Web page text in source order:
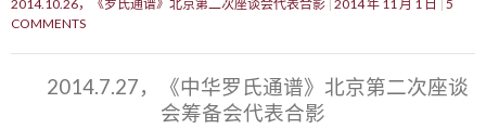
2014.10.26，《罗氏通谱》北京第二次座谈会代表合影 2014 年 11 月 1 日
5
COMMENTS
2014.7.27，《中华罗氏通谱》北京第二次座谈
会筹备会代表合影